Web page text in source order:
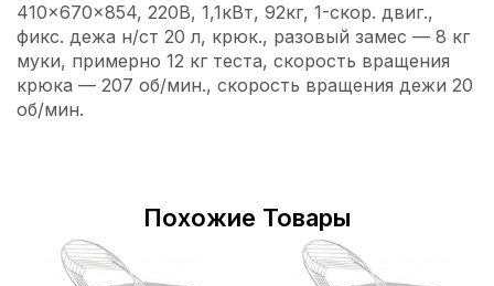
410x670x854, 220В, 1,1кВт, 92кг, 1-скор. двиг.,
фикс. дежа н/ст 20 л, крюк., разовый замес — 8 кг
муки, примерно 12 кг теста, скорость вращения
крюка — 207 об/мин., скорость вращения дежи 20
об/мин.
Похожие Товары